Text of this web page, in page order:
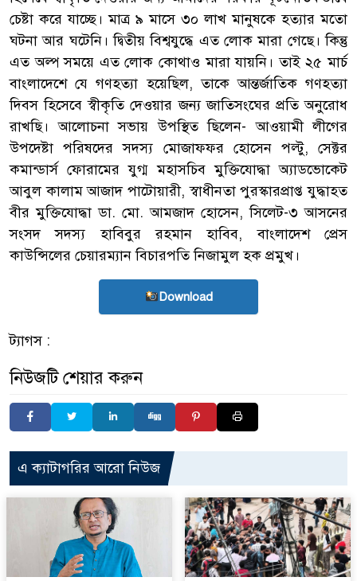
চেষ্টা করে যাচ্ছে। মাত্র ৯ মাসে ৩০ লাখ মানুষকে হত্যার মতো
ঘটনা আর ঘটেনি। দ্বিতীয় বিশ্বযুদ্ধে এত লোক মারা গেছে। কিন্তু
এত অল্প সময়ে এত লোক কোথাও মারা যায়নি। তাই ২৫ মার্চ
বাংলাদেশে যে গণহত্যা হয়েছিল, তাকে আন্তর্জাতিক গণহত্যা
দিবস হিসেবে স্বীকৃতি দেওয়ার জন্য জাতিসংঘের প্রতি অনুরোধ
রাখছি। আলোচনা সভায় উপস্থিত ছিলেন- আওয়ামী লীগের
উপদেষ্টা পরিষদের সদস্য মোজাফফর হোসেন পল্টু, সেক্টর
কমান্ডার্স ফোরামের যুগ্ম মহাসচিব মুক্তিযোদ্ধা অ্যাডভোকেট
আবুল কালাম আজাদ পাটোয়ারী, স্বাধীনতা পুরস্কারপ্রাপ্ত যুদ্ধাহত
বীর মুক্তিযোদ্ধা ডা. মো. আমজাদ হোসেন, সিলেট-৩ আসনের
সংসদ সদস্য হাবিবুর রহমান হাবিব, বাংলাদেশ প্রেস
কাউন্সিলের চেয়ারম্যান বিচারপতি নিজামুল হক প্রমুখ।
Download
ট্যাগস :
নিউজটি শেয়ার করুন
এ ক্যাটাগরির আরো নিউজ